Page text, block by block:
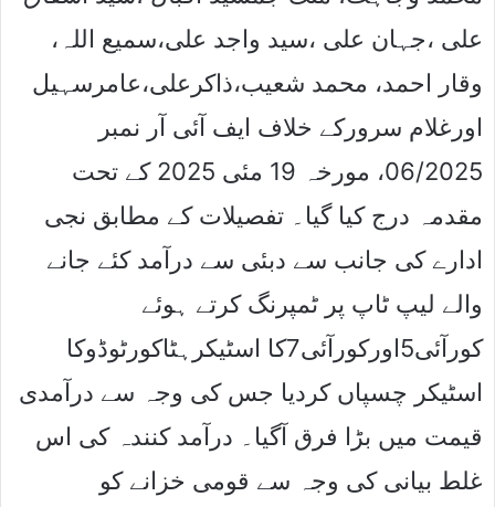
علی ،جہان علی ،سید واجد علی،سمیع اللہ،
وقار احمد، محمد شعیب،ذاکرعلی،عامرسہیل
اورغلام سرورکے خلاف ایف آئی آر نمبر
06/2025، مورخہ 19 مئی 2025 کے تحت
مقدمہ درج کیا گیا۔ تفصیلات کے مطابق نجی
ادارے کی جانب سے دبئی سے درآمد کئے جانے
والے لیپ ٹاپ پر ٹمپرنگ کرتے ہوئے
کورآئی5اورکورآئی7کا اسٹیکرہٹاکورٹوڈوکا
اسٹیکر چسپاں کردیا جس کی وجہ سے درآمدی
قیمت میں بڑا فرق آگیا۔ درآمد کنندہ کی اس
غلط بیانی کی وجہ سے قومی خزانے کو